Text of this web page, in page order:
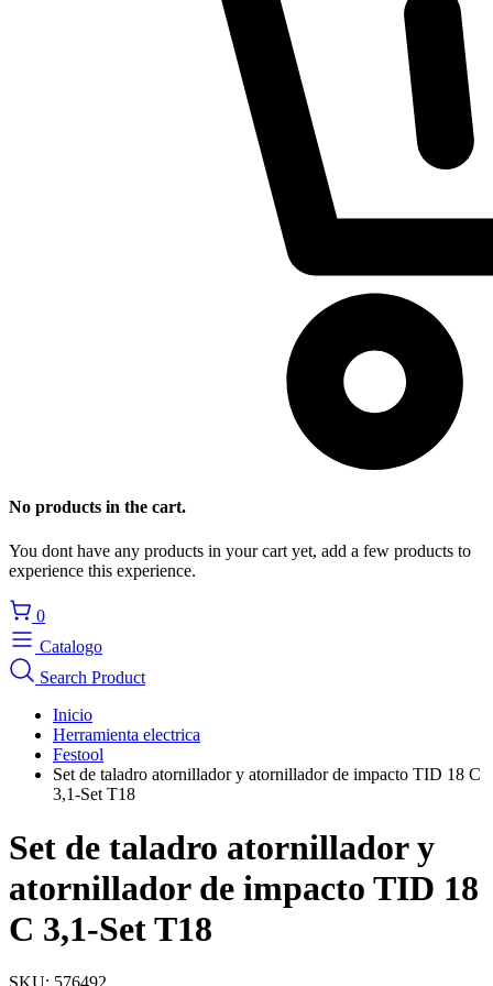
No products in the cart.
You dont have any products in your cart yet, add a few products to
experience this experience.
0
Catalogo
Search Product
Inicio
Herramienta electrica
Festool
Set de taladro atornillador y atornillador de impacto TID 18 C
3,1-Set T18
Set de taladro atornillador y
atornillador de impacto TID 18
C 3,1-Set T18